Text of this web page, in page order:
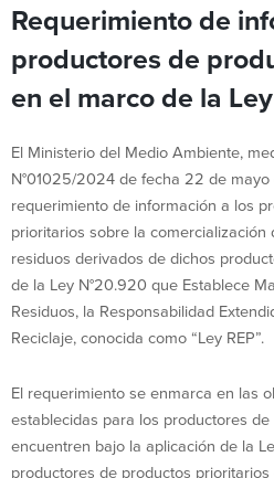
Requerimiento de
productores de
en el marco de la
El Ministerio del Medio Ambiente,
N°01025/2024 de fecha 22 de
requerimiento de información a los
prioritarios sobre la
residuos derivados de dichos
de la Ley N°20.920 que Establece
Residuos, la Responsabilidad
Reciclaje, conocida como “Ley REP”.
El requerimiento se enmarca en las
establecidas para los productores
encuentren bajo la aplicación de la
productores de productos